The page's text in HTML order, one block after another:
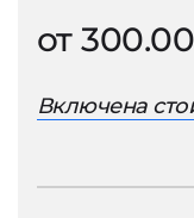
от
Включена